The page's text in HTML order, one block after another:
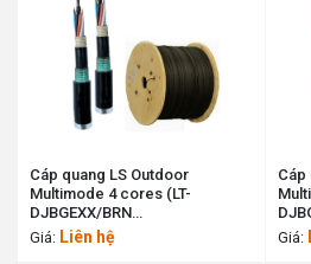
Cáp quang LS Outdoor
Multimode 4 cores (LT-
DJBGEXX/BRN
MX4XXX(06T2.00)) LS cable
Giá: Liên hệ
Cáp
Giá: